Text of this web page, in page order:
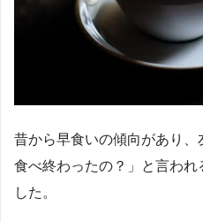
昔から早食いの傾向があり、
食べ終わったの？」と言わ
した。